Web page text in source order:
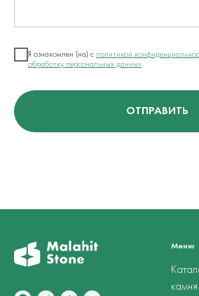
Я ознакомлен (на) с политикой
обработку персональных данных
ОТПРАВИТЬ
Меню
камня